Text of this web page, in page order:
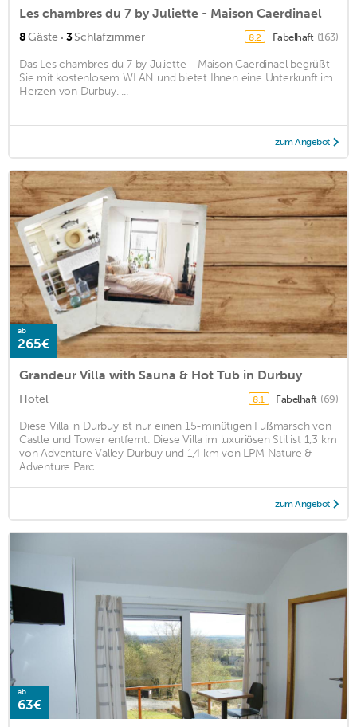
Les chambres du 7 by Juliette - Maison Caerdinael
8Gäste · 3Schlafzimmer 8,2 Fabelhaft (163)
Das Les chambres du 7 by Juliette - Maison Caerdinael begrüßt
Sie mit kostenlosem WLAN und bietet Ihnen eine Unterkunft im
Herzen von Durbuy. ...
zum Angebot
ab
265€
Grandeur Villa with Sauna & Hot Tub in Durbuy
Hotel 8,1 Fabelhaft (69)
Diese Villa in Durbuy ist nur einen 15-minütigen Fußmarsch von
Castle und Tower entfernt. Diese Villa im luxuriösen Stil ist 1,3 km
von Adventure Valley Durbuy und 1,4 km von LPM Nature &
Adventure Parc ...
zum Angebot
ab
63€